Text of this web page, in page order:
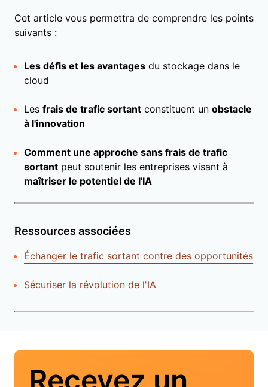
Cet article vous permettra de comprendre les points
suivants :
Les défis et les avantages du stockage dans le
cloud
Les frais de trafic sortant constituent un obstacle
à l'innovation
Comment une approche sans frais de trafic
sortant peut soutenir les entreprises visant à
maîtriser le potentiel de l'IA
Ressources associées
Échanger le trafic sortant contre des opportunités
Sécuriser la révolution de l'IA